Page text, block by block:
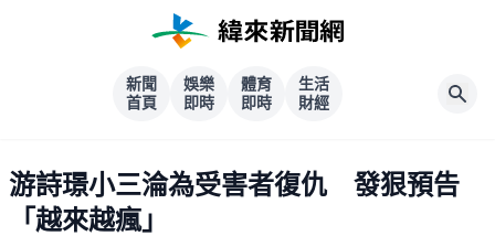
新聞
首頁
娛樂
即時
體育
即時
生活
財經
游詩璟小三淪為受害者復仇 發狠預告
「越來越瘋」